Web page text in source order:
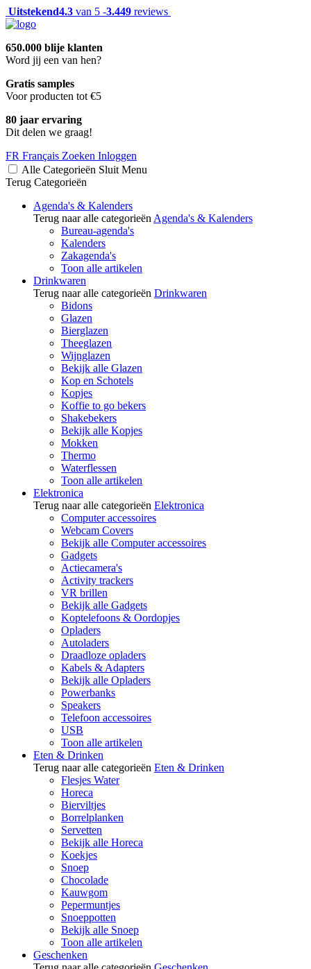
Uitstekend4.3 van 5 -3.449 reviews
650.000 blije klanten
Word jij een van hen?
Gratis samples
Voor producten tot €5
80 jaar ervaring
Dit delen we graag!
FR Français Zoeken Inloggen
Alle Categorieën Sluit Menu
Terug Categorieën
Agenda's & Kalenders
Terug naar alle categorieën Agenda's & Kalenders
Bureau-agenda's
Kalenders
Zakagenda's
Toon alle artikelen
Drinkwaren
Terug naar alle categorieën Drinkwaren
Bidons
Glazen
Bierglazen
Theeglazen
Wijnglazen
Bekijk alle Glazen
Kop en Schotels
Kopjes
Koffie to go bekers
Shakebekers
Bekijk alle Kopjes
Mokken
Thermo
Waterflessen
Toon alle artikelen
Elektronica
Terug naar alle categorieën Elektronica
Computer accessoires
Webcam Covers
Bekijk alle Computer accessoires
Gadgets
Actiecamera's
Activity trackers
VR brillen
Bekijk alle Gadgets
Koptelefoons & Oordopjes
Opladers
Autoladers
Draadloze opladers
Kabels & Adapters
Bekijk alle Opladers
Powerbanks
Speakers
Telefoon accessoires
USB
Toon alle artikelen
Eten & Drinken
Terug naar alle categorieën Eten & Drinken
Flesjes Water
Horeca
Bierviltjes
Borrelplanken
Servetten
Bekijk alle Horeca
Koekjes
Snoep
Chocolade
Kauwgom
Pepermuntjes
Snoeppotten
Bekijk alle Snoep
Toon alle artikelen
Geschenken